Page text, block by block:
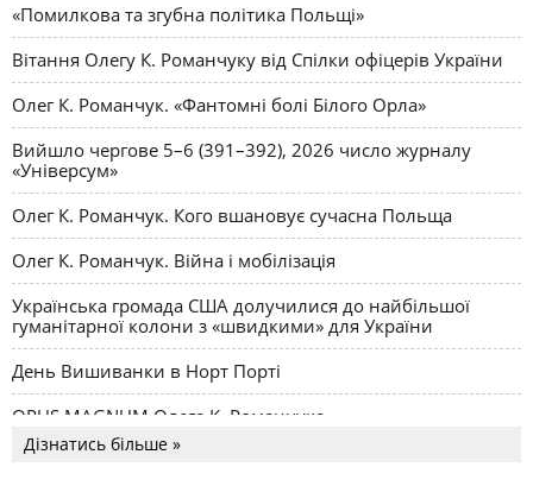
«Помилкова та згубна політика Польщі»
Вітання Олегу К. Романчуку від Спілки офіцерів України
Олег К. Романчук. «Фантомні болі Білого Орла»
Вийшло чергове 5–6 (391–392), 2026 число журналу
«Універсум»
Олег К. Романчук. Кого вшановує сучасна Польща
Олег К. Романчук. Війна і мобілізація
Українська громада США долучилися до найбільшої
гуманітарної колони з «швидкими» для України
День Вишиванки в Норт Порті
OPUS MAGNUM Олега К. Романчука
Дізнатись більше »